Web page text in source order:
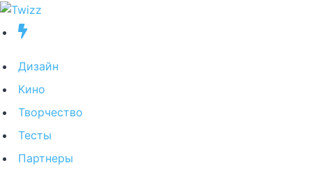
Дизайн
Кино
Творчество
Тесты
Партнеры